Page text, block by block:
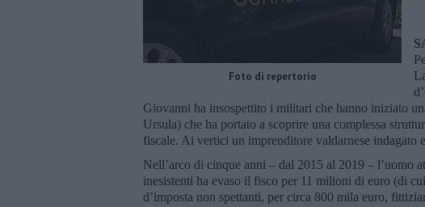
Foto di repertorio
Giovanni ha insospettito i militari che hanno iniziato
Ursula) che ha portato a scoprire una complessa
fiscale. Ai vertici un imprenditore valdarnese indagato
Nell’arco di cinque anni – dal 2015 al 2019 – l’uomo
inesistenti ha evaso il fisco per 11 milioni di euro (di
d’imposta non spettanti, per circa 800 mila euro,